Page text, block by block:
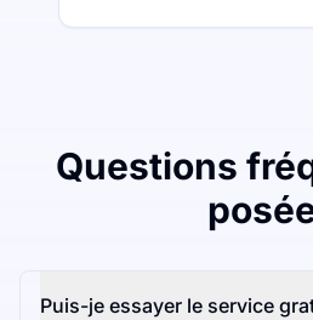
Questions
Puis-je essayer le service